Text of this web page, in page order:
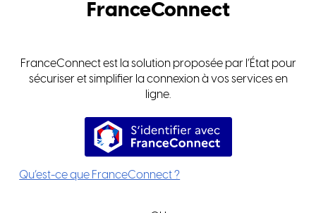
FranceConnect
FranceConnect est la solution proposée par l’État pour
sécuriser et simplifier la connexion à vos services en
ligne.
S’identifier avec
Qu’est-ce que FranceConnect ?